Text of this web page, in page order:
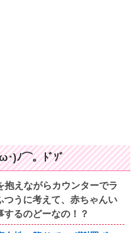
･)ﾉ⌒。ﾄﾞｿﾞ
抱えながらカウンターでラ
うに考えて、赤ちゃんい
るのどーなの！？